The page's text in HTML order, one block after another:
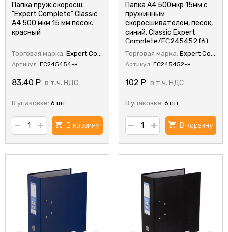
Папка пруж.скоросш.
"Expert Complete" Classic
A4 500 мкм 15 мм песок.
красный
Торговая марка: Expert Complete
Артикул: EC245454-н
83,40 Р в т.ч. НДС
В упаковке: 6 шт.
В корзину
Папка А4 500мкр 15мм с
пружинным
скоросшивателем, песок,
синий, Classic Expert
Complete/EC245452 (6)
Торговая марка: Expert Complete
Артикул: EC245452-н
102 Р в т.ч. НДС
В упаковке: 6 шт.
В корзину